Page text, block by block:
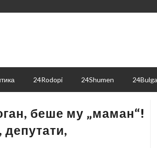
24Rodopi 24Shumen
беше му „маман“!